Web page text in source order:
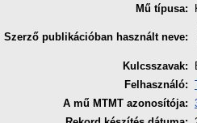
Mű típusa:
Szerző publikációban használt neve:
Kulcsszavak:
Felhasználó:
A mű MTMT azonosítója: